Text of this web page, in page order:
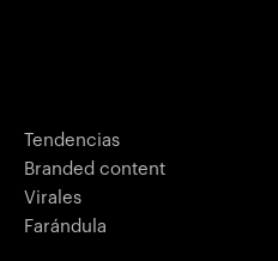
Tendencias
Branded content
Virales
Farándula